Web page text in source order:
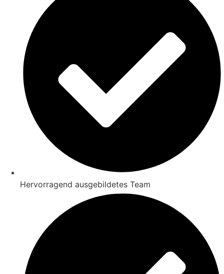
Hervorragend ausgebildetes Team